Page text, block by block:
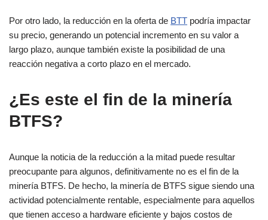
Por otro lado, la reducción en la oferta de BTT podría impactar
su precio, generando un potencial incremento en su valor a
largo plazo, aunque también existe la posibilidad de una
reacción negativa a corto plazo en el mercado.
¿Es este el fin de la minería
BTFS?
Aunque la noticia de la reducción a la mitad puede resultar
preocupante para algunos, definitivamente no es el fin de la
minería BTFS. De hecho, la minería de BTFS sigue siendo una
actividad potencialmente rentable, especialmente para aquellos
que tienen acceso a hardware eficiente y bajos costos de